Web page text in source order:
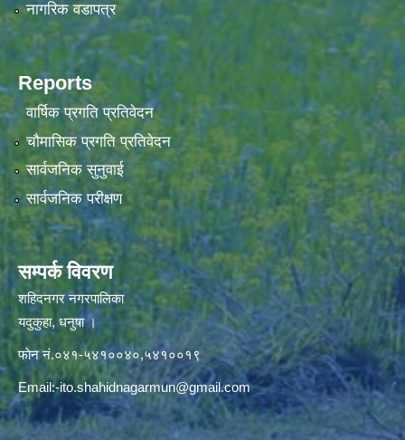
नागरिक वडापत्र
Reports
वार्षिक प्रगति प्रतिवेदन
चौमासिक प्रगति प्रतिवेदन
सार्वजनिक सुनुवाई
सार्वजनिक परीक्षण
सम्पर्क विवरण
शहिदनगर नगरपालिका
यदुकुहा, धनुषा ।
फाेन नं.०४१-५४१००४०,५४१००१९
Email:-ito.shahidnagarmun@gmail.com